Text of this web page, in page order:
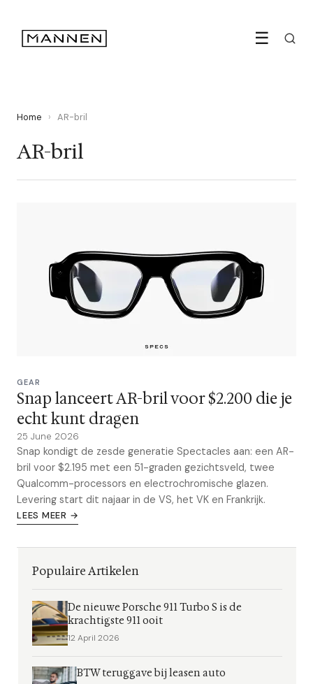
☰
Home › AR-bril
AR-bril
GEAR
Snap lanceert AR-bril voor $2.200 die je
echt kunt dragen
25 June 2026
Snap kondigt de zesde generatie Spectacles aan: een AR-
bril voor $2.195 met een 51-graden gezichtsveld, twee
Qualcomm-processors en electrochromische glazen.
Levering start dit najaar in de VS, het VK en Frankrijk.
LEES MEER →
Populaire Artikelen
De nieuwe Porsche 911 Turbo S is de
krachtigste 911 ooit
12 April 2026
BTW teruggave bij leasen auto